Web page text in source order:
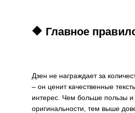
🔶 Главное
Дзен не награждает за
– он ценит качественные
интерес. Чем больше пользы и
оригинальности, тем выше